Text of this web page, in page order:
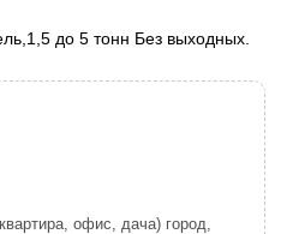
до 5 тонн Без выходных.
офис, дача) город,